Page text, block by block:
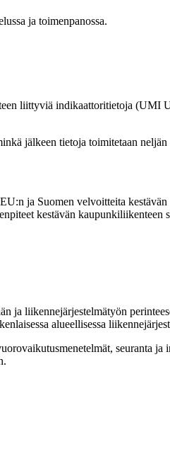
ja toimenpanossa.
liittyviä indikaattoritietoja (UMI
jälkeen tietoja toimitetaan
ja Suomen velvoitteita
kestävän kaupunkiliikenteen
ja liikennejärjestelmätyön
alueellisessa
seuranta ja